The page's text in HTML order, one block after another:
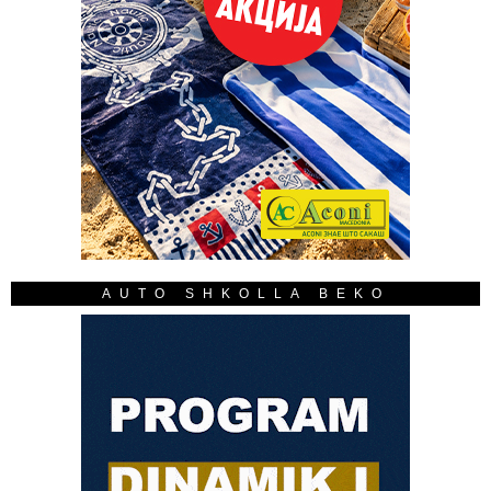
AUTO SHKOLLA BEKO